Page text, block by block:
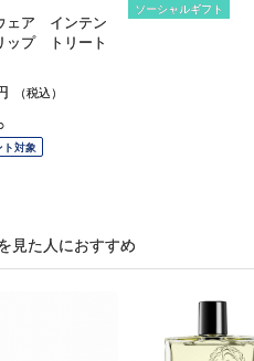
ェア インテン
プ トリート
（税込）
ト対象
ソーシャルギフト
見た人におすすめ